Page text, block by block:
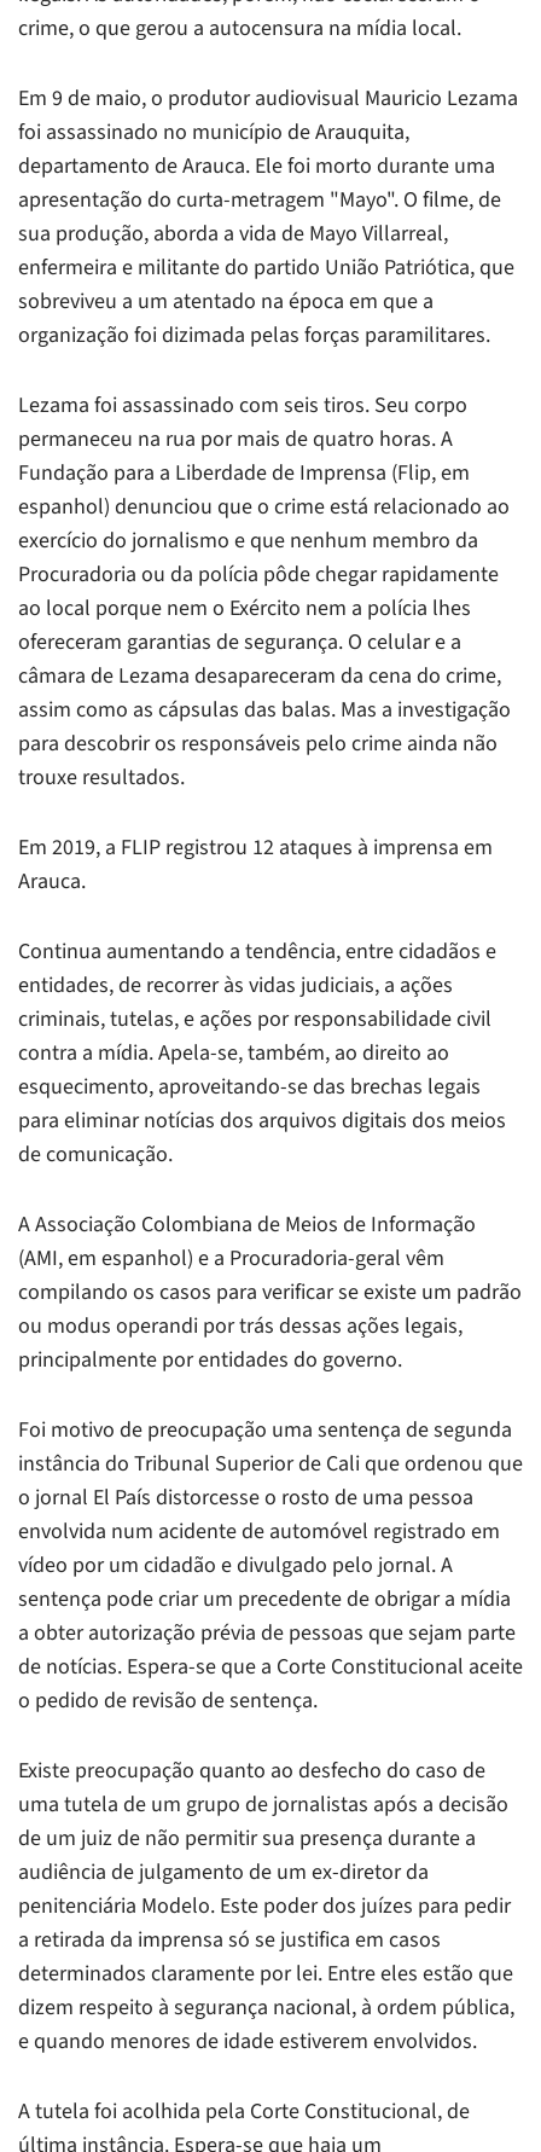
crime, o que gerou a autocensura na mídia local.
Em 9 de maio, o produtor audiovisual Mauricio Lezama
foi assassinado no município de Arauquita,
departamento de Arauca. Ele foi morto durante uma
apresentação do curta-metragem "Mayo". O filme, de
sua produção, aborda a vida de Mayo Villarreal,
enfermeira e militante do partido União Patriótica, que
sobreviveu a um atentado na época em que a
organização foi dizimada pelas forças paramilitares.
Lezama foi assassinado com seis tiros. Seu corpo
permaneceu na rua por mais de quatro horas. A
Fundação para a Liberdade de Imprensa (Flip, em
espanhol) denunciou que o crime está relacionado ao
exercício do jornalismo e que nenhum membro da
Procuradoria ou da polícia pôde chegar rapidamente
ao local porque nem o Exército nem a polícia lhes
ofereceram garantias de segurança. O celular e a
câmara de Lezama desapareceram da cena do crime,
assim como as cápsulas das balas. Mas a investigação
para descobrir os responsáveis pelo crime ainda não
trouxe resultados.
Em 2019, a FLIP registrou 12 ataques à imprensa em
Arauca.
Continua aumentando a tendência, entre cidadãos e
entidades, de recorrer às vidas judiciais, a ações
criminais, tutelas, e ações por responsabilidade civil
contra a mídia. Apela-se, também, ao direito ao
esquecimento, aproveitando-se das brechas legais
para eliminar notícias dos arquivos digitais dos meios
de comunicação.
A Associação Colombiana de Meios de Informação
(AMI, em espanhol) e a Procuradoria-geral vêm
compilando os casos para verificar se existe um padrão
ou modus operandi por trás dessas ações legais,
principalmente por entidades do governo.
Foi motivo de preocupação uma sentença de segunda
instância do Tribunal Superior de Cali que ordenou que
o jornal El País distorcesse o rosto de uma pessoa
envolvida num acidente de automóvel registrado em
vídeo por um cidadão e divulgado pelo jornal. A
sentença pode criar um precedente de obrigar a mídia
a obter autorização prévia de pessoas que sejam parte
de notícias. Espera-se que a Corte Constitucional aceite
o pedido de revisão de sentença.
Existe preocupação quanto ao desfecho do caso de
uma tutela de um grupo de jornalistas após a decisão
de um juiz de não permitir sua presença durante a
audiência de julgamento de um ex-diretor da
penitenciária Modelo. Este poder dos juízes para pedir
a retirada da imprensa só se justifica em casos
determinados claramente por lei. Entre eles estão que
dizem respeito à segurança nacional, à ordem pública,
e quando menores de idade estiverem envolvidos.
A tutela foi acolhida pela Corte Constitucional, de
última instância. Espera-se que haja um